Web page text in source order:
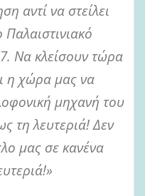
αντί να στείλει
Να κλείσουν τώρα
η χώρα μας να
μηχανή του
τη λευτεριά! Δεν
μας σε κανένα